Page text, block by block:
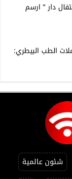
دار ” ارسم
الطب البيطري:
شئون عالمية